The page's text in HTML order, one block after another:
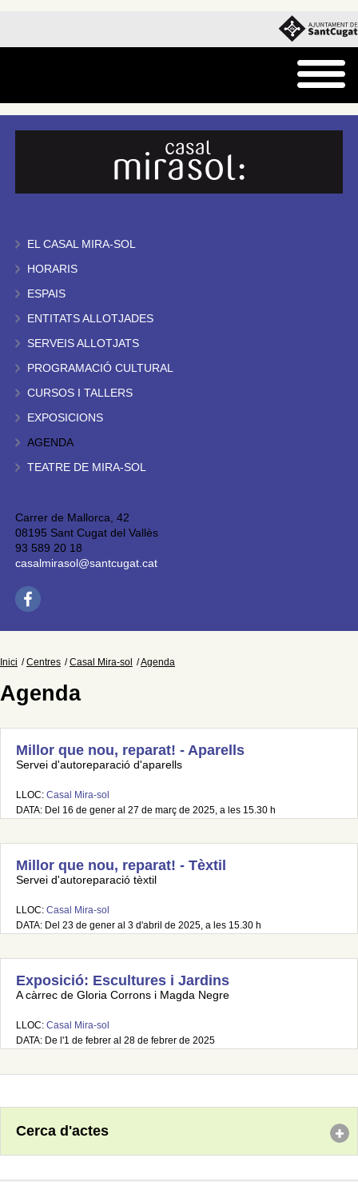
EL CASAL MIRA-SOL
HORARIS
ESPAIS
ENTITATS ALLOTJADES
SERVEIS ALLOTJATS
PROGRAMACIÓ CULTURAL
CURSOS I TALLERS
EXPOSICIONS
AGENDA
TEATRE DE MIRA-SOL
Carrer de Mallorca, 42
08195 Sant Cugat del Vallès
93 589 20 18
casalmirasol@santcugat.cat
Inici Centres Casal Mira-sol Agenda
Agenda
Millor que nou, reparat! - Aparells
Servei d'autoreparació d'aparells
LLOC: Casal Mira-sol
DATA: Del 16 de gener al 27 de març de 2025, a les 15.30 h
Millor que nou, reparat! - Tèxtil
Servei d'autoreparació tèxtil
LLOC: Casal Mira-sol
DATA: Del 23 de gener al 3 d'abril de 2025, a les 15.30 h
Exposició: Escultures i Jardins
A càrrec de Gloria Corrons i Magda Negre
LLOC: Casal Mira-sol
DATA: De l'1 de febrer al 28 de febrer de 2025
Cerca d'actes